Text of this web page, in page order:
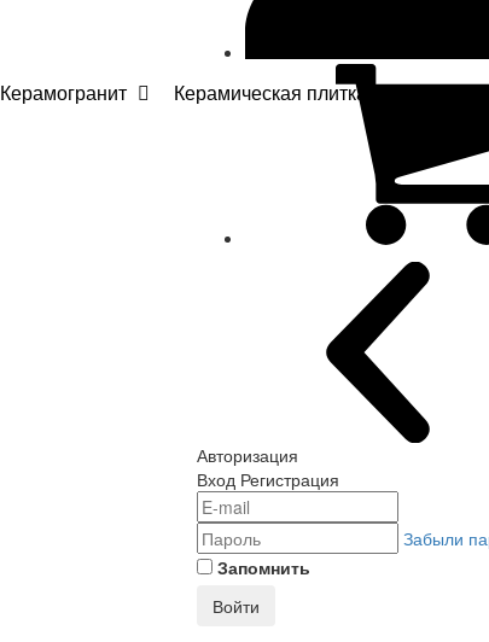
Керамогранит Керамическая плитка Atlas
Авторизация
Вход Регистрация
Забыли
Запомнить
Войти